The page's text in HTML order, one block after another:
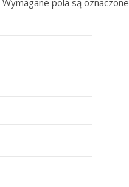
Wymagane pola są oznaczone